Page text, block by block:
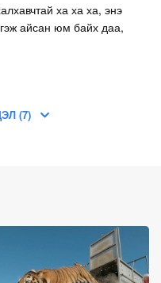
ха ха ха, энэ
айсан юм байх даа,
(7)